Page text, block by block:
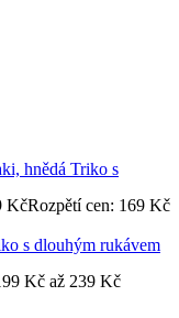
Triko s
KčRozpětí cen: 169 Kč
s dlouhým rukávem
Kč až 239 Kč